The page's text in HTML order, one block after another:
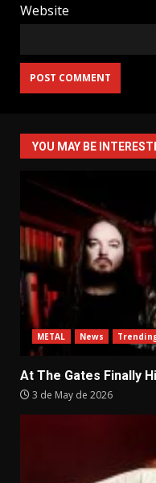
Website
YOU MAY BE
METAL News
At The Gates Finally
3 de May de 2026